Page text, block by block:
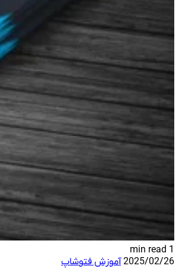
2025/02/26 آموزش فتوشاپ